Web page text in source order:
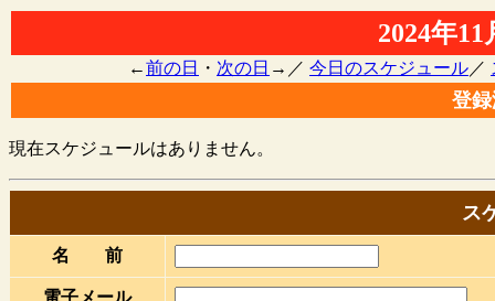
2024年
←前の日 ・ 次の日 →／ 今日のスケジュール／
登
現在スケジュールはありません。
ス
名 前
電子メール